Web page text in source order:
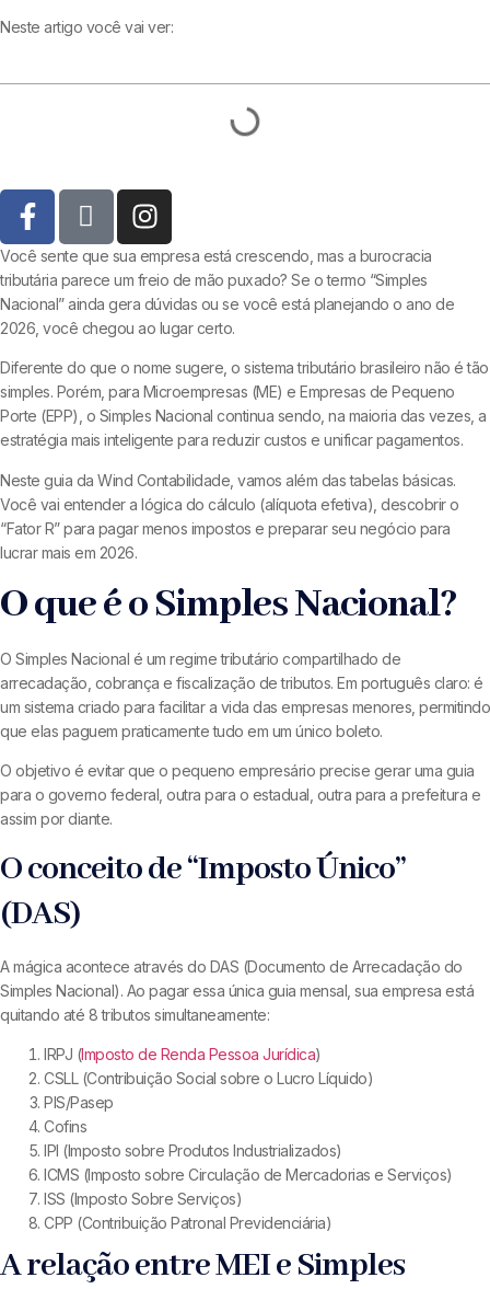
Neste artigo você vai ver:
Você sente que sua empresa está crescendo, mas a burocracia
tributária parece um freio de mão puxado? Se o termo “Simples
Nacional” ainda gera dúvidas ou se você está planejando o ano de
2026, você chegou ao lugar certo.
Diferente do que o nome sugere, o sistema tributário brasileiro não é tão
simples. Porém, para Microempresas (ME) e Empresas de Pequeno
Porte (EPP), o Simples Nacional continua sendo, na maioria das vezes, a
estratégia mais inteligente para reduzir custos e unificar pagamentos.
Neste guia da Wind Contabilidade, vamos além das tabelas básicas.
Você vai entender a lógica do cálculo (alíquota efetiva), descobrir o
“Fator R” para pagar menos impostos e preparar seu negócio para
lucrar mais em 2026.
O que é o Simples Nacional?
O Simples Nacional é um regime tributário compartilhado de
arrecadação, cobrança e fiscalização de tributos. Em português claro: é
um sistema criado para facilitar a vida das empresas menores, permitindo
que elas paguem praticamente tudo em um único boleto.
O objetivo é evitar que o pequeno empresário precise gerar uma guia
para o governo federal, outra para o estadual, outra para a prefeitura e
assim por diante.
O conceito de “Imposto Único”
(DAS)
A mágica acontece através do DAS (Documento de Arrecadação do
Simples Nacional). Ao pagar essa única guia mensal, sua empresa está
quitando até 8 tributos simultaneamente:
IRPJ (Imposto de Renda Pessoa Jurídica)
CSLL (Contribuição Social sobre o Lucro Líquido)
PIS/Pasep
Cofins
IPI (Imposto sobre Produtos Industrializados)
ICMS (Imposto sobre Circulação de Mercadorias e Serviços)
ISS (Imposto Sobre Serviços)
CPP (Contribuição Patronal Previdenciária)
A relação entre MEI e Simples